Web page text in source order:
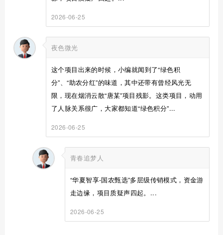
2026-06-25
夜色微光
这个项目出来的时候，小编就闻到了“绿色积
分”、“助农分红”的味道，其中还带有曾经风光无
限，现在烟消云散“唐某”项目残影。这类项目，动用
了人脉关系很广，大家都知道“绿色积分”...
2026-06-25
青春追梦人
“华夏智享-国农甄选”多层级传销模式，资金游
走边缘，项目质疑声四起。...
2026-06-25